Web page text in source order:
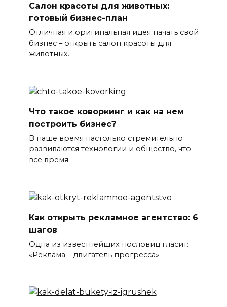
Салон красоты для животных:
готовый бизнес-план
Отличная и оригинальная идея начать свой
бизнес – открыть салон красоты для
животных.
Что такое коворкинг и как на нем
построить бизнес?
В наше время настолько стремительно
развиваются технологии и общество, что
все время
Как открыть рекламное агентство: 6
шагов
Одна из известнейших пословиц гласит:
«Реклама – двигатель прогресса».